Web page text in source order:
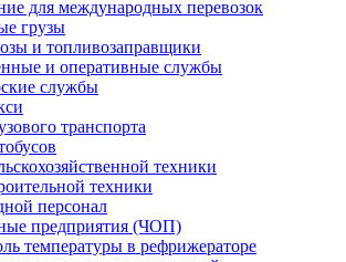
для международных перевозок
грузы
и топливозаправщики
и оперативные службы
службы
транспорта
техники
техники
персонал
предприятия (ЧОП)
температуры в рефрижераторе